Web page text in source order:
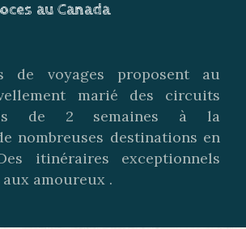
au Canada
de voyages proposent au
marié des circuits
de 2 semaines à la
nombreuses destinations en
itinéraires exceptionnels
amoureux .